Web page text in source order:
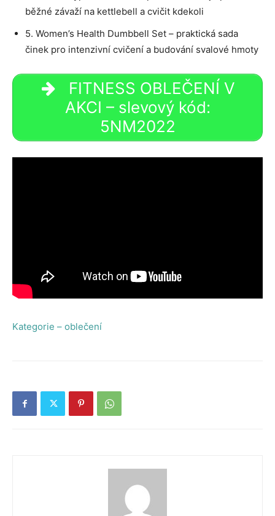
běžné závaží na kettlebell a cvičit kdekoli
5. Women’s Health Dumbbell Set – praktická sada
činek pro intenzivní cvičení a budování svalové hmoty
FITNESS OBLEČENÍ V
AKCI – slevový kód:
5NM2022
Kategorie – oblečení